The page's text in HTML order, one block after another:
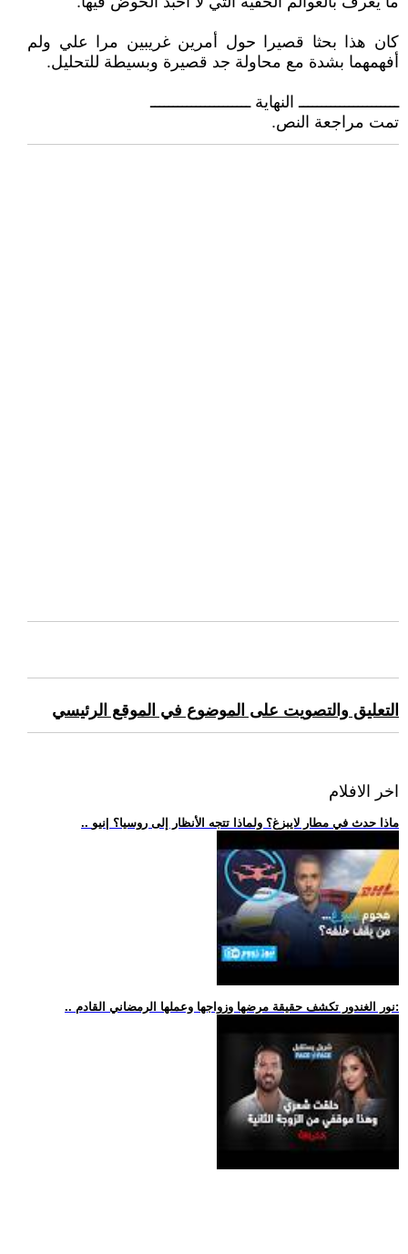
كان هذا بحثا قصيرا حول أمرين غريبين مرا علي ولم
أفهمهما بشدة مع محاولة جد قصيرة وبسيطة للتحليل.
ــــــــــــــــــــــ النهاية ــــــــــــــــــــــ
تمت مراجعة النص.
التعليق والتصويت على الموضوع في الموقع الرئيسي
اخر الافلام
.. ماذا حدث في مطار لايبزغ؟ ولماذا تتجه الأنظار إلى روسيا؟ |نيو
.. نور الغندور تكشف حقيقة مرضها وزواجها وعملها الرمضاني القادم: